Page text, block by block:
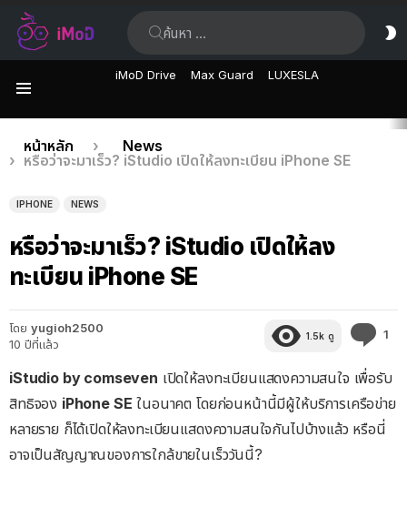
iMoD Drive Max Guard LUXESLA
เรื่อง
ล่าสุด
คุณอยู่ที่นี่:
หน้าหลัก
News
หรือว่าจะมาเร็ว? iStudio เปิดให้ลงทะเบียน iPhone SE
IPHONE NEWS
หรือว่าจะมาเร็ว? iStudio เปิดให้ลง
ทะเบียน iPhone SE
โดย yugioh2500
10 ปีที่แล้ว
1.5k ดู 1
iStudio by comseven เปิดให้ลงทะเบียนแสดงความสนใจ เพื่อรับ
สิทธิจอง iPhone SE ในอนาคต โดยก่อนหน้านี้มีผู้ให้บริการเครือข่าย
หลายราย ก็ได้เปิดให้ลงทะเบียนแสดงความสนใจกันไปบ้างแล้ว หรือนี่
อาจเป็นสัญญาณของการใกล้ขายในเร็ววันนี้?